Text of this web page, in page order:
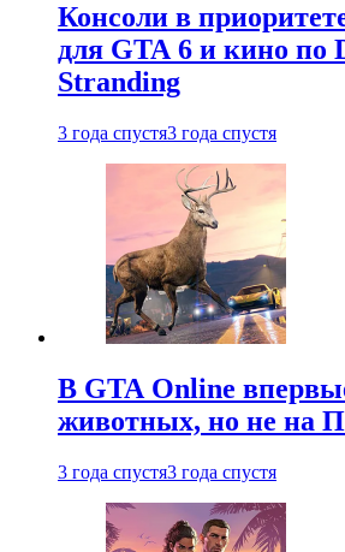
Консоли в
для GTA 6 и кино по
Stranding
3 года спустя3 года спустя
В GTA Online
животных, но не на
3 года спустя3 года спустя